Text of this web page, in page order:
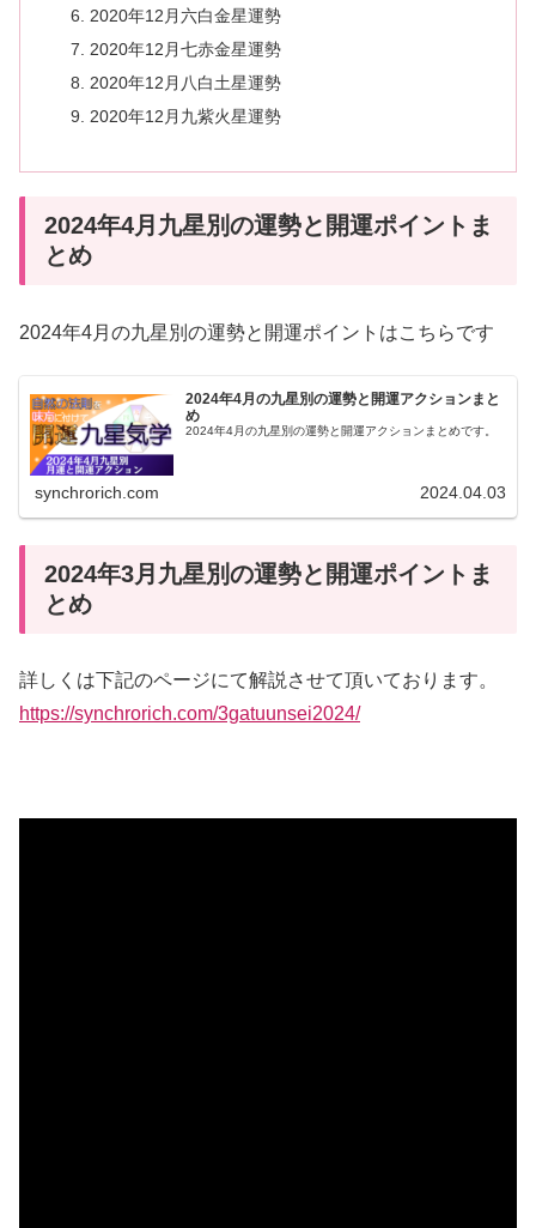
2020年12月六白金星運勢
2020年12月七赤金星運勢
2020年12月八白土星運勢
2020年12月九紫火星運勢
2024年4月九星別の運勢と開運ポイントま
とめ
2024年4月の九星別の運勢と開運ポイントはこちらです
2024年4月の九星別の運勢と開運アクションまと
め
2024年4月の九星別の運勢と開運アクションまとめです。
synchrorich.com 2024.04.03
2024年3月九星別の運勢と開運ポイントま
とめ
詳しくは下記のページにて解説させて頂いております。
https://synchrorich.com/3gatuunsei2024/